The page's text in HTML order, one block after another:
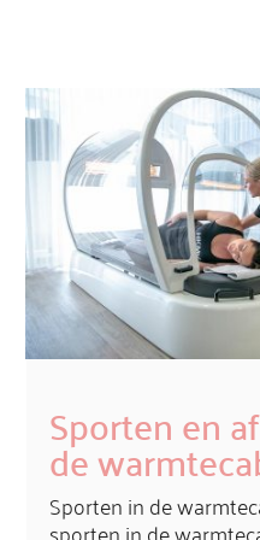
Sporten en
de
Sporten in de